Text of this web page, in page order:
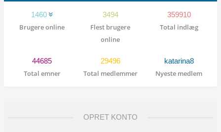
1460
Brugere online
3494
Flest brugere
online
359910
Total indlæg
44685
Total emner
29496
Total medlemmer
katarina8
Nyeste medlem
OPRET KONTO